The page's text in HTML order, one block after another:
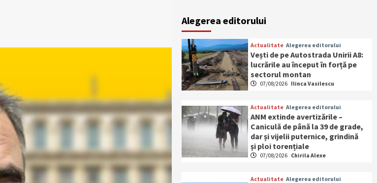
Alegerea editorului
Actualitate Alegerea editorului
Vești de pe Autostrada Unirii A8:
lucrările au început în forță pe
sectorul montan
07/08/2026 Ilinca Vasilescu
Actualitate Alegerea editorului
ANM extinde avertizările –
Caniculă de până la 39 de grade,
dar și vijelii puternice, grindină
și ploi torențiale
07/08/2026 Chirila Alexe
Actualitate Alegerea editorului